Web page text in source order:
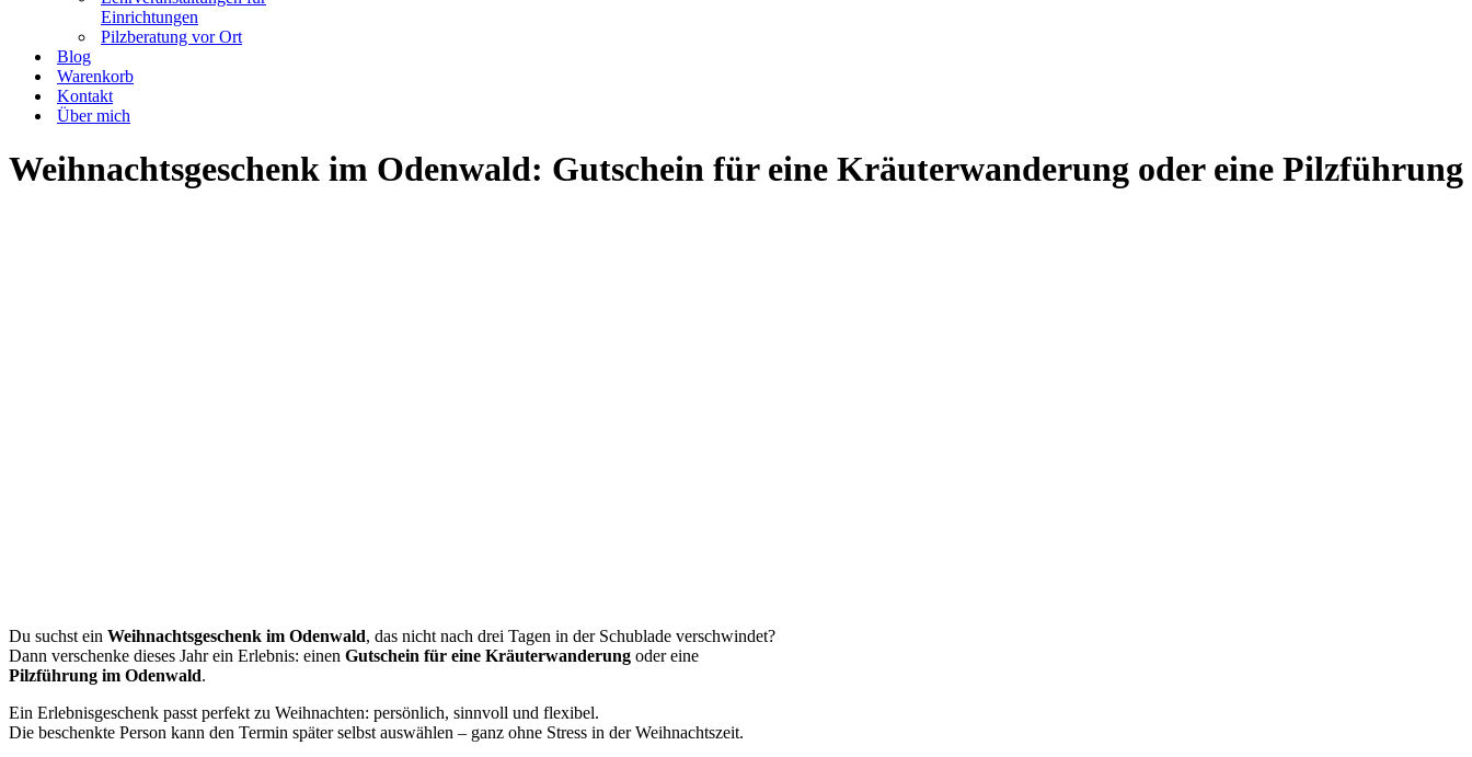
Einrichtungen
Pilzberatung vor Ort
Blog
Warenkorb
Kontakt
Über mich
Weihnachtsgeschenk im Odenwald: Gutschein für eine Kräuterwanderung oder eine Pilzführung
Du suchst ein Weihnachtsgeschenk im Odenwald, das nicht nach drei Tagen in der Schublade verschwindet?
Dann verschenke dieses Jahr ein Erlebnis: einen Gutschein für eine Kräuterwanderung oder eine
Pilzführung im Odenwald.
Ein Erlebnisgeschenk passt perfekt zu Weihnachten: persönlich, sinnvoll und flexibel.
Die beschenkte Person kann den Termin später selbst auswählen – ganz ohne Stress in der Weihnachtszeit.